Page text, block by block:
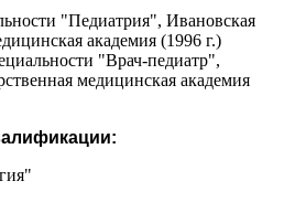
"Педиатрия", Ивановская
академия (1996 г.)
"Врач-педиатр",
медицинская академия